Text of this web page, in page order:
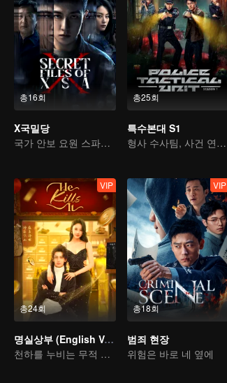
총16회
X국밀당
국가 안보 요원 스파이의 음모를 분쇄하다
총25회
특수본대 S1
형사 수사팀, 사건 연속 해결
총24회
VIP
명실상부 (English Ver.)
천하를 누비는 무적 명의
총18회
VIP
범죄 현장
위험은 바로 네 옆에